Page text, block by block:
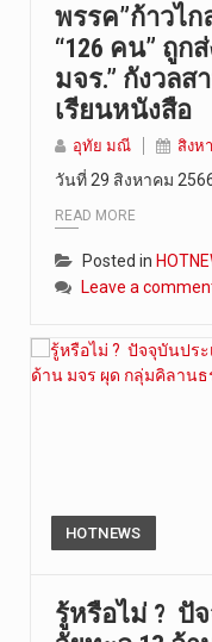
พรรค”ก้าวไ
“126 คน” ถูก
มจร.” กังวล
เรียนหนังสือ
อุทัย มณี สิงห
วันที่ 29 สิงหาคม
READ MORE
Posted in
Leave a
HOTNEWS
รู้หรือไม่ ? ปั